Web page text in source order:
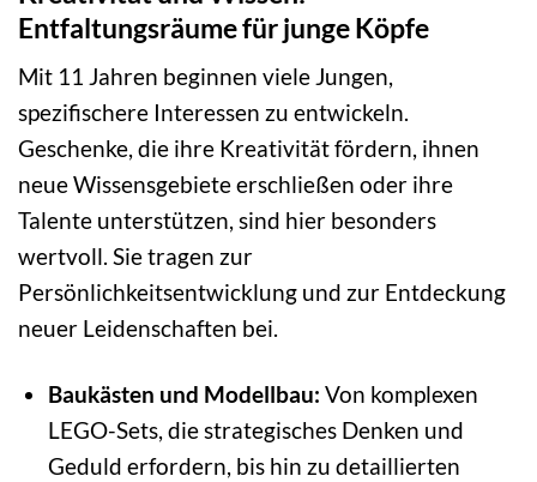
Entfaltungsräume für junge Köpfe
Mit 11 Jahren beginnen viele Jungen,
spezifischere Interessen zu entwickeln.
Geschenke, die ihre Kreativität fördern, ihnen
neue Wissensgebiete erschließen oder ihre
Talente unterstützen, sind hier besonders
wertvoll. Sie tragen zur
Persönlichkeitsentwicklung und zur Entdeckung
neuer Leidenschaften bei.
Baukästen und Modellbau: Von komplexen
LEGO-Sets, die strategisches Denken und
Geduld erfordern, bis hin zu detaillierten